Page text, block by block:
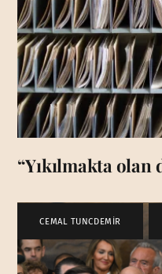
“Yıkılmakta olan
CEMAL TUNCDEMİR